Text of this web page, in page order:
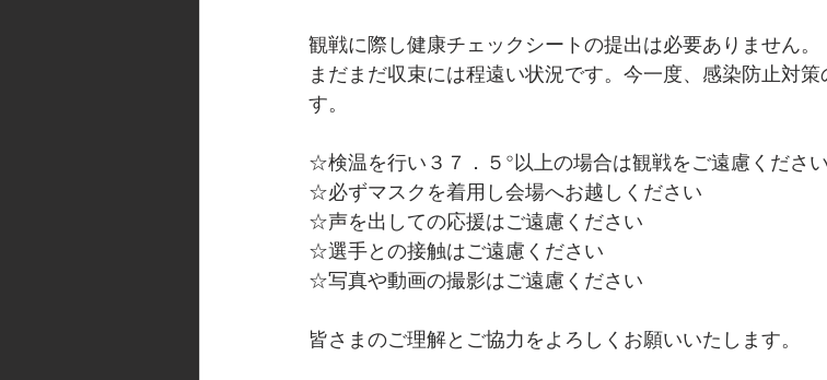
観戦に際し健康チェックシートの提出は必要ありません。
まだまだ収束には程遠い状況です。今一度、感染防止対
す。
☆検温を行い３７．５°以上の場合は観戦をご遠慮ください
☆必ずマスクを着用し会場へお越しください
☆声を出しての応援はご遠慮ください
☆選手との接触はご遠慮ください
☆写真や動画の撮影はご遠慮ください
皆さまのご理解とご協力をよろしくお願いいたします。